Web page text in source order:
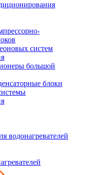
систем
большой
блоки
водонагревателей